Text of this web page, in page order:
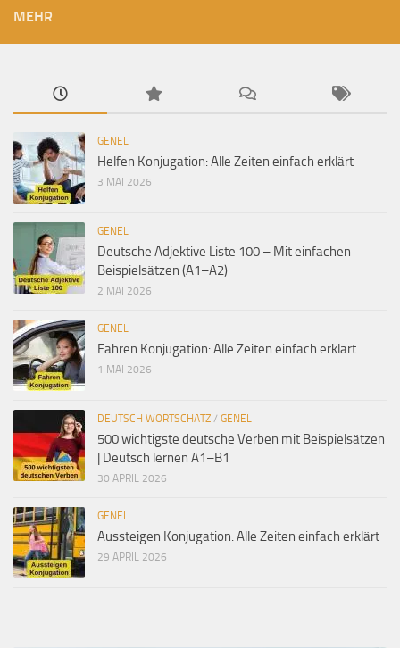
MEHR
GENEL
Helfen Konjugation: Alle Zeiten einfach erklärt
3 MAI 2026
GENEL
Deutsche Adjektive Liste 100 – Mit einfachen
Beispielsätzen (A1–A2)
2 MAI 2026
GENEL
Fahren Konjugation: Alle Zeiten einfach erklärt
1 MAI 2026
DEUTSCH WORTSCHATZ / GENEL
500 wichtigste deutsche Verben mit Beispielsätzen
| Deutsch lernen A1–B1
30 APRIL 2026
GENEL
Aussteigen Konjugation: Alle Zeiten einfach erklärt
29 APRIL 2026